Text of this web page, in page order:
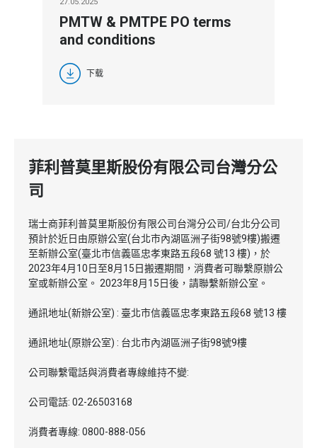
PMTW & PMTPE PO terms
and conditions
下载
菲利普莫里斯股份有限公司台灣分公
司
瑞士商菲利普莫里斯股份有限公司台灣分公司/台北分公司
預計於近日由原辦公室(台北市內湖區洲子街98號9樓)搬遷
至新辦公室(臺北市信義區忠孝東路五段68 號13 樓)，於
2023年4月10日至8月15日搬遷期間，消費者可聯繫原辦公
室或新辦公室。 2023年8月15日後，請聯繫新辦公室。
通訊地址(新辦公室) : 臺北市信義區忠孝東路五段68 號13 樓
通訊地址(原辦公室) : 台北市內湖區洲子街98號9樓
公司聯繫電話與消費者專線維持不變:
公司電話: 02-26503168
消費者專線: 0800-888-056